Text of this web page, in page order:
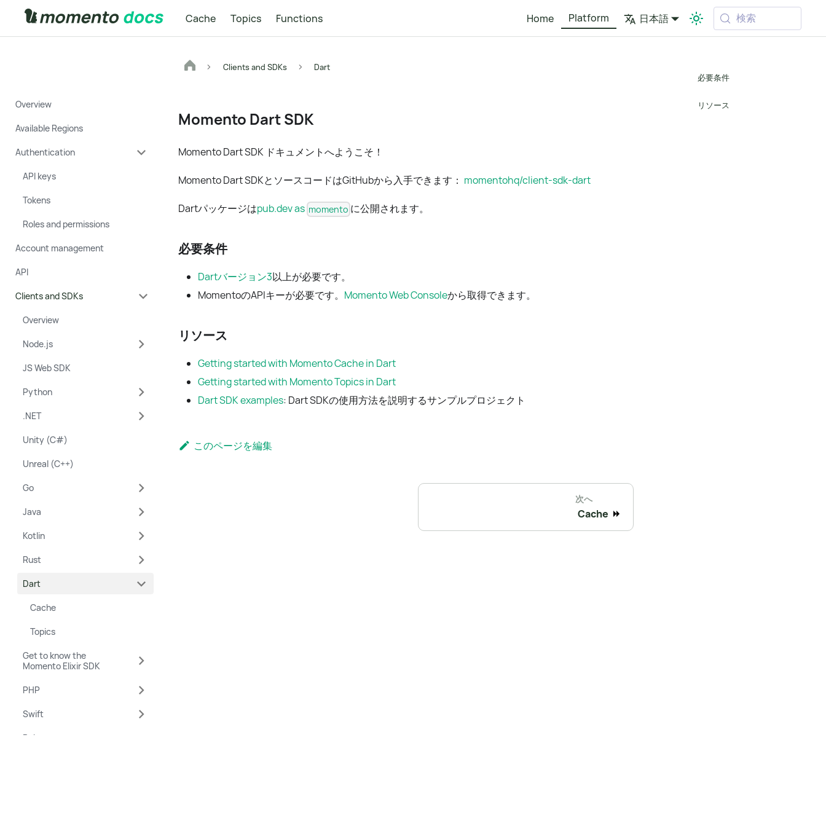
Cache Topics Functions Home Platform 日本語 検索
Overview
Available Regions
Authentication
API keys
Tokens
Roles and permissions
Account management
API
Clients and SDKs
Overview
Node.js
JS Web SDK
Python
.NET
Unity (C#)
Unreal (C++)
Go
Java
Kotlin
Rust
Dart
Cache
Topics
Get to know the
Momento Elixir SDK
PHP
Swift
Ruby
Clients and SDKs Dart
Momento Dart SDK
Momento Dart SDK ドキュメントへようこそ！
Momento Dart SDKとソースコードはGitHubから入手できます： momentohq/client-sdk-dart
Dartパッケージはpub.dev as momento に公開されます。
必要条件
Dartバージョン3以上が必要です。
MomentoのAPIキーが必要です。 Momento Web Consoleから取得できます。
リソース
Getting started with Momento Cache in Dart
Getting started with Momento Topics in Dart
Dart SDK examples: Dart SDKの使用方法を説明するサンプルプロジェクト
このページを編集
次へ
Cache
必要条件
リソース